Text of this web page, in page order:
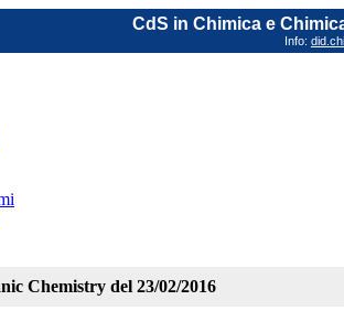
CdS in Chimica e
Info:
Chemistry del 23/02/2016